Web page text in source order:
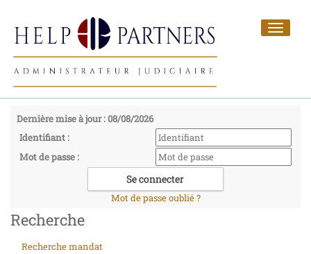
Toggle
Dernière mise à jour : 08/08/2026
Identifiant :
Mot de passe :
Mot de passe oublié ?
Recherche
Recherche mandat